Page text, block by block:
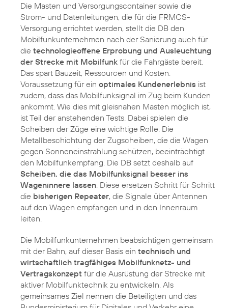
Die Masten und Versorgungscontainer sowie die
Strom- und Datenleitungen, die für die FRMCS-
Versorgung errichtet werden, stellt die DB den
Mobilfunkunternehmen nach der Sanierung auch für
die technologieoffene Erprobung und Ausleuchtung
der Strecke mit Mobilfunk für die Fahrgäste bereit.
Das spart Bauzeit, Ressourcen und Kosten.
Voraussetzung für ein optimales Kundenerlebnis ist
zudem, dass das Mobilfunksignal im Zug beim Kunden
ankommt. Wie dies mit gleisnahen Masten möglich ist,
ist Teil der anstehenden Tests. Dabei spielen die
Scheiben der Züge eine wichtige Rolle. Die
Metallbeschichtung der Zugscheiben, die die Wagen
gegen Sonneneinstrahlung schützen, beeinträchtigt
den Mobilfunkempfang. Die DB setzt deshalb auf
Scheiben, die das Mobilfunksignal besser ins
Wageninnere lassen. Diese ersetzen Schritt für Schritt
die bisherigen Repeater, die Signale über Antennen
auf den Wagen empfangen und in den Innenraum
leiten.
Die Mobilfunkunternehmen beabsichtigen gemeinsam
mit der Bahn, auf dieser Basis ein technisch und
wirtschaftlich tragfähiges Mobilfunknetz- und
Vertragskonzept für die Ausrüstung der Strecke mit
aktiver Mobilfunktechnik zu entwickeln. Als
gemeinsames Ziel nennen die Beteiligten und das